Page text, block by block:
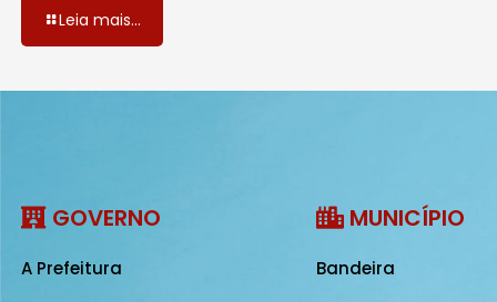
Leia mais...
GOVERNO
A Prefeitura
MUNICÍPIO
Bandeira